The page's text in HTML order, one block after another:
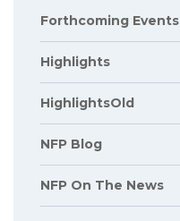
Forthcoming Events
Highlights
HighlightsOld
NFP Blog
NFP On The News